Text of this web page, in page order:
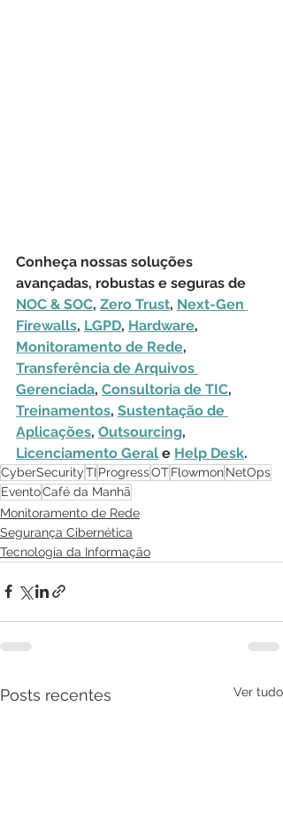
Conheça nossas soluções
avançadas, robustas e seguras de
NOC & SOC, Zero Trust, Next-Gen
Firewalls, LGPD, Hardware,
Monitoramento de Rede,
Transferência de Arquivos
Gerenciada, Consultoria de TIC,
Treinamentos, Sustentação de
Aplicações, Outsourcing,
Licenciamento Geral e Help Desk.
CyberSecurityTIProgressOTFlowmonNetOps
EventoCafé da Manhã
Monitoramento de Rede
Segurança Cibernética
Tecnologia da Informação
Posts recentes Ver tudo